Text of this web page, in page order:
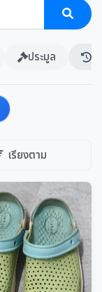
ประมูล
เรียงตาม